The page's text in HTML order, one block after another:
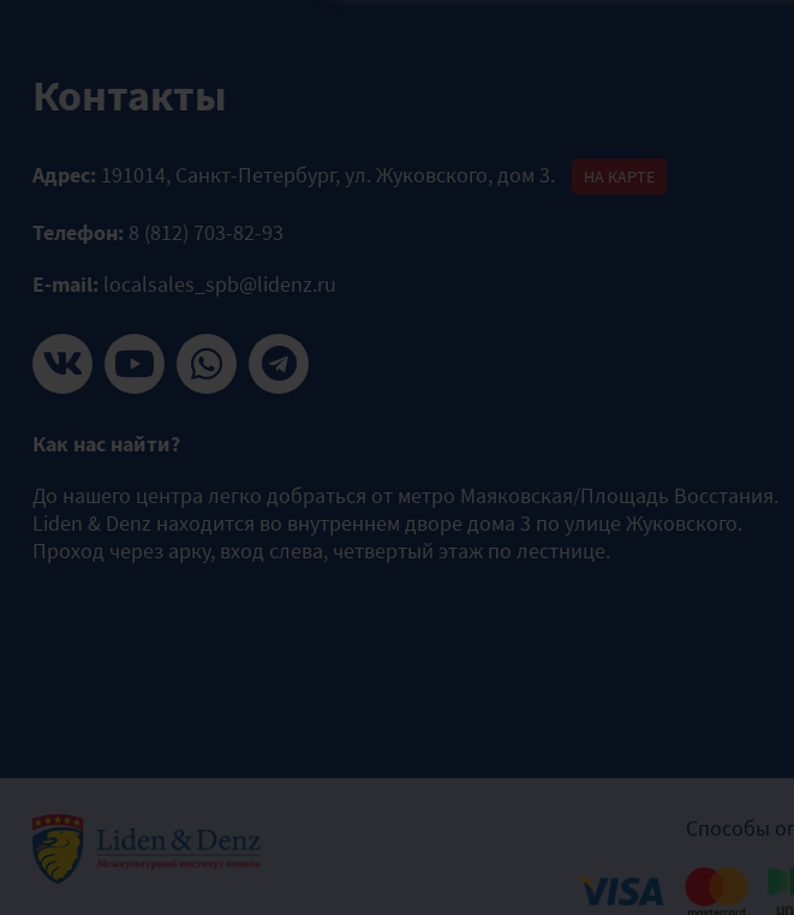
Контакты
Адрес: 191014, Санкт-Петербург, ул. Жуковского, дом 3. НА КАРТЕ
Телефон: 8 (812) 703-82-93
E-mail: localsales_spb@lidenz.ru
Как нас найти?
До нашего центра легко добраться от метро Маяковская/Площадь Восстания.
Liden & Denz находится во внутреннем дворе дома 3 по улице Жуковского.
Проход через арку, вход слева, четвертый этаж по лестнице.
Способы